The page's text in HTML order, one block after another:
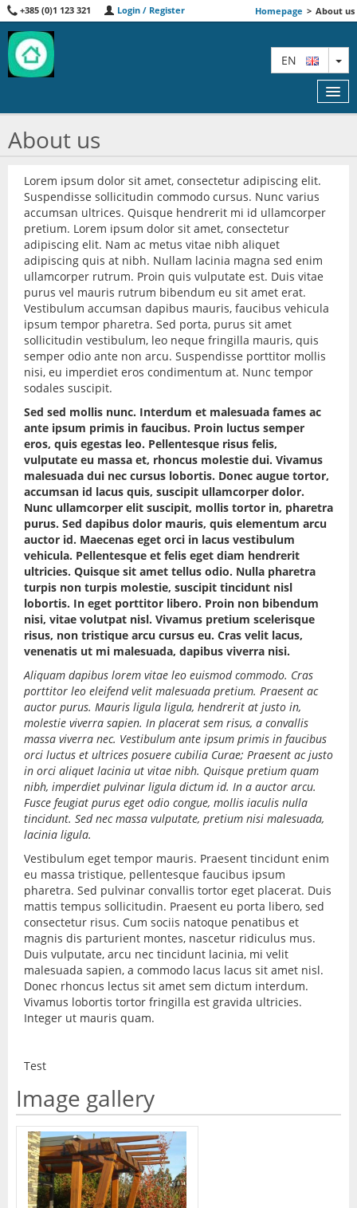
+385 (0)1 123 321 Login / Register Homepage > About us
EN
MAP
AGENTS
ABOUT US
CONTACT
AAW
About us
Lorem ipsum dolor sit amet, consectetur adipiscing elit.
Suspendisse sollicitudin commodo cursus. Nunc varius
accumsan ultrices. Quisque hendrerit mi id ullamcorper
pretium. Lorem ipsum dolor sit amet, consectetur
adipiscing elit. Nam ac metus vitae nibh aliquet
adipiscing quis at nibh. Nullam lacinia magna sed enim
ullamcorper rutrum. Proin quis vulputate est. Duis vitae
purus vel mauris rutrum bibendum eu sit amet erat.
Vestibulum accumsan dapibus mauris, faucibus vehicula
ipsum tempor pharetra. Sed porta, purus sit amet
sollicitudin vestibulum, leo neque fringilla mauris, quis
semper odio ante non arcu. Suspendisse porttitor mollis
nisi, eu imperdiet eros condimentum at. Nunc tempor
sodales suscipit.
Sed sed mollis nunc. Interdum et malesuada fames ac
ante ipsum primis in faucibus. Proin luctus semper
eros, quis egestas leo. Pellentesque risus felis,
vulputate eu massa et, rhoncus molestie dui. Vivamus
malesuada dui nec cursus lobortis. Donec augue tortor,
accumsan id lacus quis, suscipit ullamcorper dolor.
Nunc ullamcorper elit suscipit, mollis tortor in, pharetra
purus. Sed dapibus dolor mauris, quis elementum arcu
auctor id. Maecenas eget orci in lacus vestibulum
vehicula. Pellentesque et felis eget diam hendrerit
ultricies. Quisque sit amet tellus odio. Nulla pharetra
turpis non turpis molestie, suscipit tincidunt nisl
lobortis. In eget porttitor libero. Proin non bibendum
nisi, vitae volutpat nisl. Vivamus pretium scelerisque
risus, non tristique arcu cursus eu. Cras velit lacus,
venenatis ut mi malesuada, dapibus viverra nisi.
Aliquam dapibus lorem vitae leo euismod commodo. Cras
porttitor leo eleifend velit malesuada pretium. Praesent ac
auctor purus. Mauris ligula ligula, hendrerit at justo in,
molestie viverra sapien. In placerat sem risus, a convallis
massa viverra nec. Vestibulum ante ipsum primis in faucibus
orci luctus et ultrices posuere cubilia Curae; Praesent ac justo
in orci aliquet lacinia ut vitae nibh. Quisque pretium quam
nibh, imperdiet pulvinar ligula dictum id. In a auctor arcu.
Fusce feugiat purus eget odio congue, mollis iaculis nulla
tincidunt. Sed nec massa vulputate, pretium nisi malesuada,
lacinia ligula.
Vestibulum eget tempor mauris. Praesent tincidunt enim
eu massa tristique, pellentesque faucibus ipsum
pharetra. Sed pulvinar convallis tortor eget placerat. Duis
mattis tempus sollicitudin. Praesent eu porta libero, sed
consectetur risus. Cum sociis natoque penatibus et
magnis dis parturient montes, nascetur ridiculus mus.
Duis vulputate, arcu nec tincidunt lacinia, mi velit
malesuada sapien, a commodo lacus lacus sit amet nisl.
Donec rhoncus lectus sit amet sem dictum interdum.
Vivamus lobortis tortor fringilla est gravida ultricies.
Integer ut mauris quam.
Test
Image gallery